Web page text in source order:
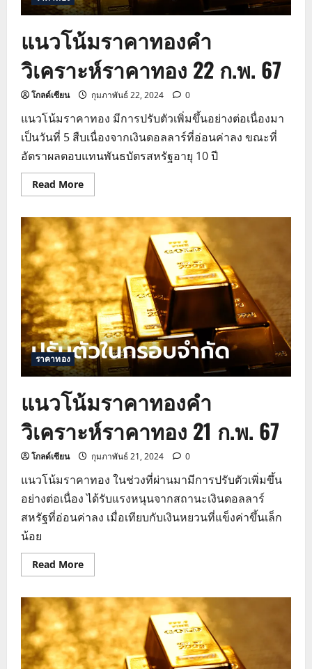
แนวโน้มราคาทองคำ
วิเคราะห์ราคาทอง 22 ก.พ. 67
โกลด์เซียน กุมภาพันธ์ 22, 2024 0
แนวโน้มราคาทอง มีการปรับตัวเพิ่มขึ้นอย่างต่อเนื่องมา
เป็นวันที่ 5 สืบเนื่องจากเงินดอลลาร์ที่อ่อนค่าลง ขณะที่
อัตราผลตอบแทนพันธบัตรสหรัฐอายุ 10 ปี
Read MoreRead
more
โน้ม
ราคา
ทองคำ
วิเคราะห์
ราคา
ทอง
22
ก.พ.
67
ราคาทอง
แนวโน้มราคาทองคำ
วิเคราะห์ราคาทอง 21 ก.พ. 67
โกลด์เซียน กุมภาพันธ์ 21, 2024 0
แนวโน้มราคาทอง ในช่วงที่ผ่านมามีการปรับตัวเพิ่มขึ้น
อย่างต่อเนื่อง ได้รับแรงหนุนจากสถานะเงินดอลลาร์
สหรัฐที่อ่อนค่าลง เมื่อเทียบกับเงินหยวนที่แข็งค่าขึ้นเล็ก
น้อย
Read MoreRead
more
โน้ม
ราคา
ทองคำ
วิเคราะห์
ราคา
ทอง
21